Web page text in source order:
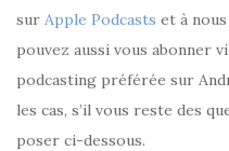
sur Apple Podcasts et à
pouvez aussi vous abonner
podcasting préférée sur
les cas, s’il vous reste des
poser ci-dessous.